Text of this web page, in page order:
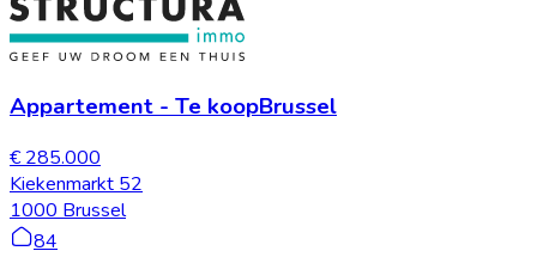
Appartement - Te koopBrussel
€ 285.000
Kiekenmarkt 52
1000 Brussel
84